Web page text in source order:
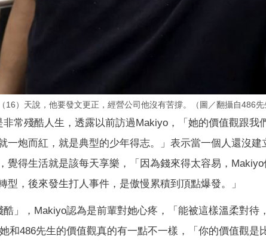
16）天說，他要發文更正，經營公司他沒有苦撐。（圖／翻攝自486先
非常殘酷人生，透露以前訪過Makiyo，「她的價值觀跟我
一炮而紅，就是典型的少年得志。」表示當一個人還沒
覺得生活就是該每天享樂，「因為錢來得太容易，
型，後來發生打人事件，是傲慢累積到頂點爆發。」
酷」，Makiyo認為是前輩對她心疼，「能被這樣溫柔對待
和486先生的價值觀真的有一點不一樣，「你的價值觀是